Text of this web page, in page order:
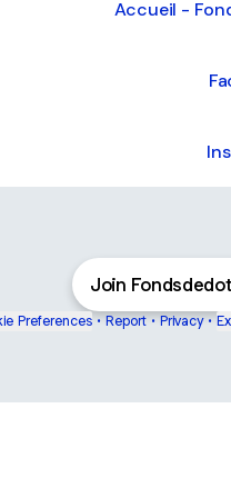
Accueil -
Join
Preferences • Report • Privacy •